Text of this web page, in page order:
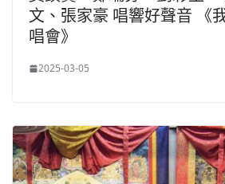
文、張家豪 唱響好聲音 《
唱會》
2025-03-05